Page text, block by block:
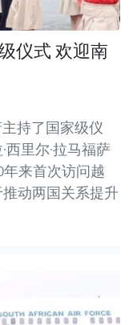
仪式 欢迎南
持了国家级仪
里尔·拉马福萨
来首次访问越
动两国关系提升